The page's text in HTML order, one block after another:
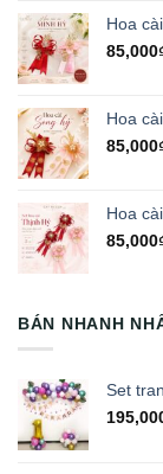
Hoa
85,000
Hoa
85,000
Hoa
85,000
BÁN NHANH
Set